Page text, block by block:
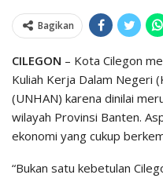
Bagikan
CILEGON – Kota Cilegon
Kuliah Kerja Dalam Negeri
(UNHAN) karena dinilai
wilayah Provinsi Banten.
ekonomi yang cukup
“Bukan satu kebetulan